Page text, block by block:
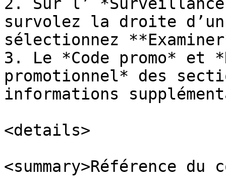
survolez la droite
sélectionnez
3. Le *Code promo* et
promotionnel* des
informations
<details>
<summary>Référence du